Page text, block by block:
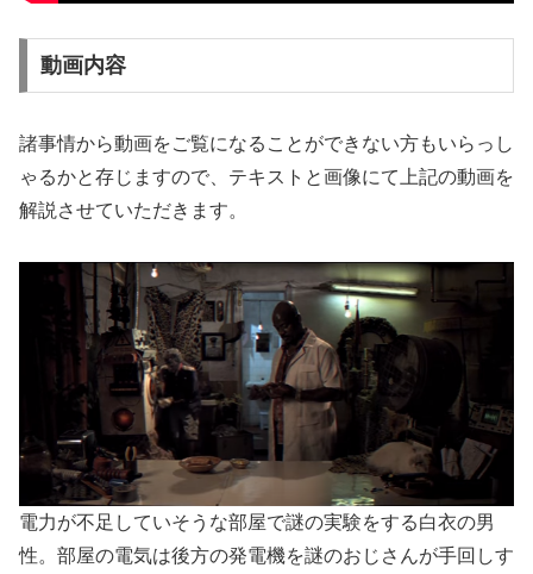
動画内容
諸事情から動画をご覧になることができない方もいらっし
ゃるかと存じますので、テキストと画像にて上記の動画を
解説させていただきます。
電力が不足していそうな部屋で謎の実験をする白衣の男
性。部屋の電気は後方の発電機を謎のおじさんが手回しす